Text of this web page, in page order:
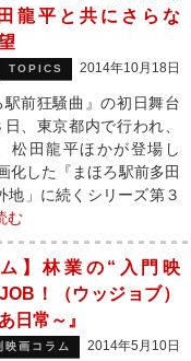
龍平と共にさらな
TOPICS 2014年10月18日
前狂騒曲』の初日舞台
、東京都内で行われ、
松田龍平ほかが登場し
した『まほろ駅前多田
地」に続くシリーズ第３
む
】林業の“入門映
！（ウッジョブ）
日常～』
映画コラム 2014年5月10日